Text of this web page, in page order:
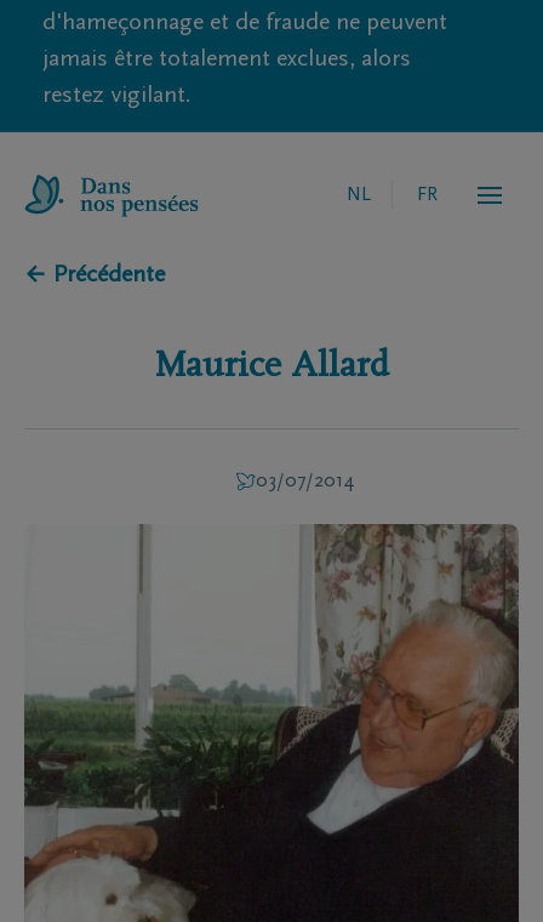
d'hameçonnage et de fraude ne peuvent
jamais être totalement exclues, alors
restez vigilant.
NL FR
← Précédente
Maurice Allard
03/07/2014